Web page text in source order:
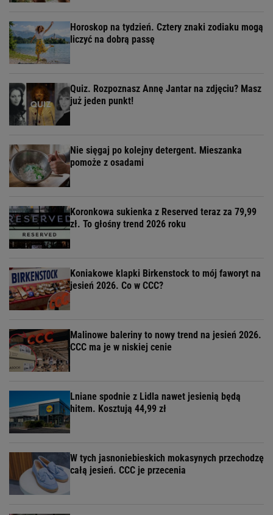
Horoskop na tydzień. Cztery znaki zodiaku mogą
liczyć na dobrą passę
Quiz. Rozpoznasz Annę Jantar na zdjęciu? Masz
już jeden punkt!
Nie sięgaj po kolejny detergent. Mieszanka
pomoże z osadami
Koronkowa sukienka z Reserved teraz za 79,99
zł. To głośny trend 2026 roku
Koniakowe klapki Birkenstock to mój faworyt na
jesień 2026. Co w CCC?
Malinowe baleriny to nowy trend na jesień 2026.
CCC ma je w niskiej cenie
Lniane spodnie z Lidla nawet jesienią będą
hitem. Kosztują 44,99 zł
W tych jasnoniebieskich mokasynych przechodzę
całą jesień. CCC je przecenia